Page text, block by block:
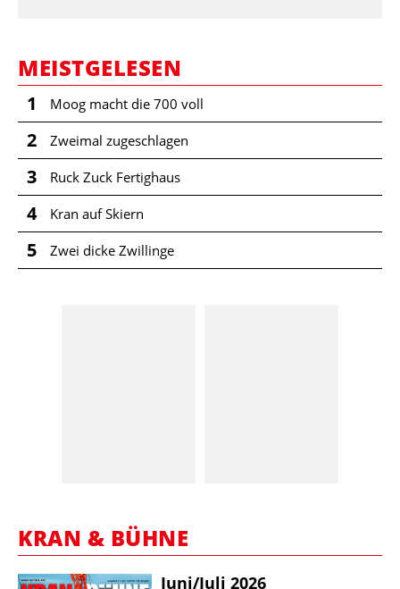
MEISTGELESEN
1 Moog macht die 700 voll
2 Zweimal zugeschlagen
3 Ruck Zuck Fertighaus
4 Kran auf Skiern
5 Zwei dicke Zwillinge
KRAN & BÜHNE
Juni/​Juli 2026